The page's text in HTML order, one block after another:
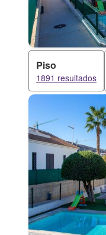
Piso
1891 resultados